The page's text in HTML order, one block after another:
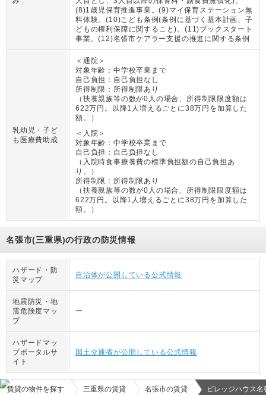
(8)1歳児保育推進事業。(9)マイ保育ステーション無
料体験。(10)こども条例(条例に基づく基本計画、子
どもの権利保障に関すること)。(11)ブックスタート
事業。(12)名張市ケアラー支援の推進に関する条例
乳幼児・子ど
も医療費助成
＜通院＞
対象年齢： 中学校卒業まで
自己負担： 自己負担なし
所得制限： 所得制限あり
（ 扶養親族等の数が0人の場合、所得制限限度額は
622万円。以降1人増えるごとに38万円を加算した
額。
）
＜入院＞
対象年齢： 中学校卒業まで
自己負担： 自己負担なし
（ 入院時食事療養費の標準負担額の自己負担あ
り。
）
所得制限： 所得制限あり
（ 扶養親族等の数が0人の場合、所得制限限度額は
622万円。以降1人増えるごとに38万円を加算した
額。
）
名張市(三重県)の行政の防災情報
ハザード・防
災マップ
自治体が公開している公式情報
地震防災・地
震危険度マッ
プ
ー
ハザードマッ
プポータルサ
イト
国土交通省が公開している公式情報
賃貸の物件を探す 三重県の賃貸 名張市の賃貸 ビレッジハウス